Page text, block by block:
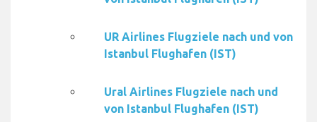
UR Airlines Flugziele nach und von
Istanbul Flughafen (IST)
Ural Airlines Flugziele nach und
von Istanbul Flughafen (IST)